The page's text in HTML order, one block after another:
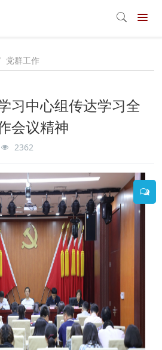
党群工作
习中心组传达学习全
会议精神
2362